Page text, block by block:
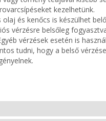
kezelhetünk.
olaj és kenőcs is készülhet
vérzésre belsőleg
vérzések esetén is
tudni, hogy a belső